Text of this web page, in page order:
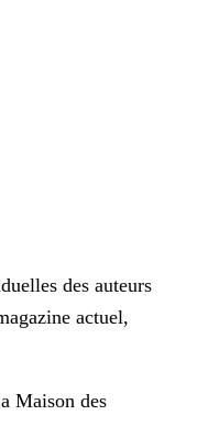
des auteurs
actuel,
Maison des